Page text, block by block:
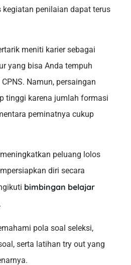
kegiatan penilaian dapat terus
meniti karier sebagai
yang bisa Anda tempuh
Namun, persaingan
tinggi karena jumlah formasi
peminatnya cukup
peluang lolos
diri secara
bimbingan belajar
pola soal seleksi,
serta latihan try out yang